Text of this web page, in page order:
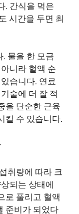
. 간식을 먹은
시간을 두면 최
물을 한 모금
니라 혈액 순
습니다. 연료
술에 더 잘 적
을 단순한 근육
킬 수 있습니다.
취량에 따라 크
되는 상태에
로 풀리고 혈액
준비가 되었다